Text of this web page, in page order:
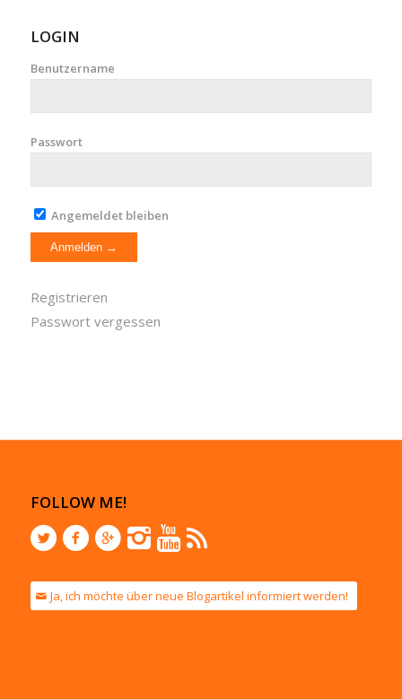
LOGIN
Benutzername
Passwort
Angemeldet bleiben
Registrieren
Passwort vergessen
FOLLOW ME!
Ja, ich möchte über neue Blogartikel informiert werden!